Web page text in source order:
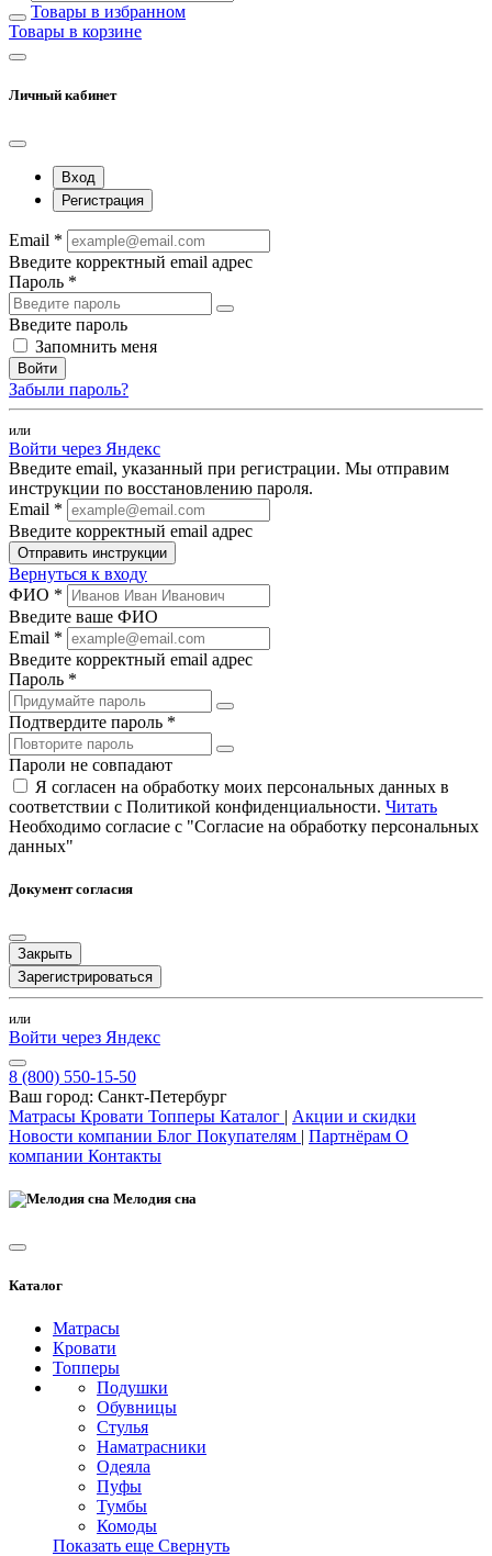
Товары в избранном
Товары в корзине
Личный кабинет
Вход
Регистрация
Email *
Введите корректный email адрес
Пароль *
Введите пароль
Запомнить меня
Войти
Забыли пароль?
или
Войти через Яндекс
Введите email, указанный при регистрации. Мы отправим
инструкции по восстановлению пароля.
Email *
Введите корректный email адрес
Отправить инструкции
Вернуться к входу
ФИО *
Введите ваше ФИО
Email *
Введите корректный email адрес
Пароль *
Подтвердите пароль *
Пароли не совпадают
Я согласен на обработку моих персональных данных в
соответствии с Политикой конфиденциальности. Читать
Необходимо согласие с "Согласие на обработку персональных
данных"
Документ согласия
Закрыть
Зарегистрироваться
или
Войти через Яндекс
8 (800) 550-15-50
Ваш город: Санкт-Петербург
Матрасы Кровати Топперы Каталог | Акции и скидки
Новости компании Блог Покупателям | Партнёрам О
компании Контакты
Мелодия сна
Каталог
Матрасы
Кровати
Топперы
Подушки
Обувницы
Стулья
Наматрасники
Одеяла
Пуфы
Тумбы
Комоды
Показать еще Свернуть